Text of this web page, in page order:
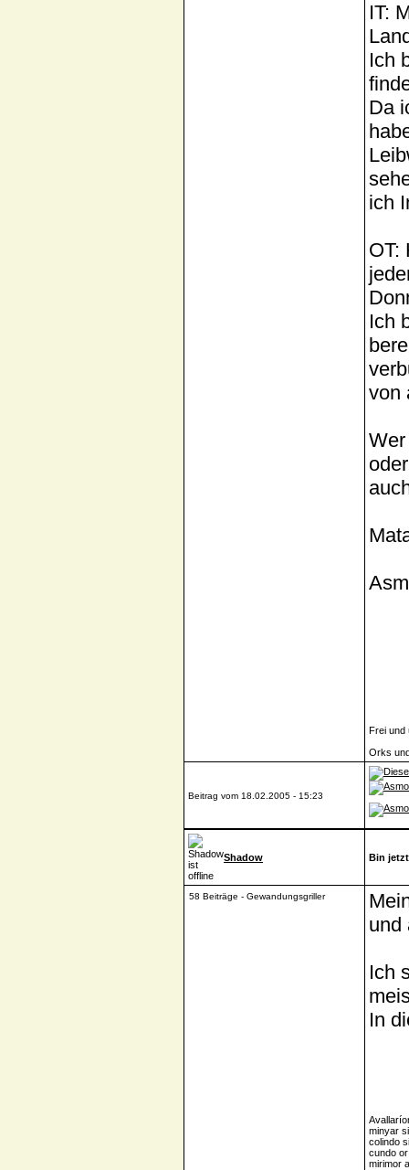
IT:
Ich
Da
ich
OT:
Ich
von
Frei und
Orks
Beitrag vom 18.02.2005 - 15:23
Shadow Bin
58 Beiträge - Gewandungsgriller
Ich
In
minyar
colindo
cundo
mirimor